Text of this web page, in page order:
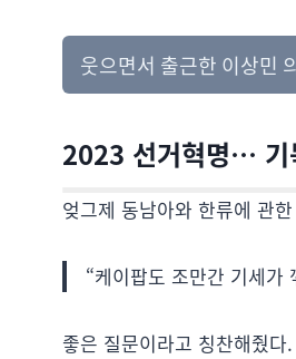
웃으면서 출근한 이상민
2023 선거혁명… 기
엊그제 동남아와 한류에 관
“케이팝도 조만간 기세가
좋은 질문이라고 칭찬해줬